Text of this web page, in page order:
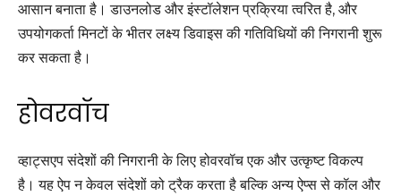
आसान बनाता है। डाउनलोड और इंस्टॉलेशन प्रक्रिया त्वरित है, और
उपयोगकर्ता मिनटों के भीतर लक्ष्य डिवाइस की गतिविधियों की निगरानी शुरू
कर सकता है।
होवरवॉच
व्हाट्सएप संदेशों की निगरानी के लिए होवरवॉच एक और उत्कृष्ट विकल्प
है। यह ऐप न केवल संदेशों को ट्रैक करता है बल्कि अन्य ऐप्स से कॉल और